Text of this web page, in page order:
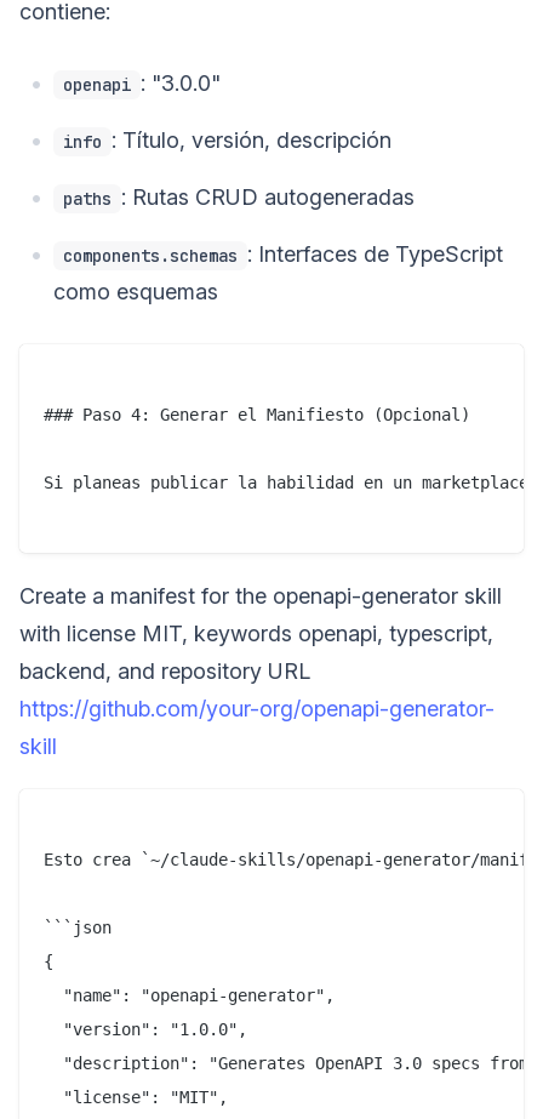
contiene:
openapi : "3.0.0"
info : Título, versión, descripción
paths : Rutas CRUD autogeneradas
components.schemas : Interfaces de TypeScript
como esquemas
### Paso 4: Generar el Manifiesto (Opcional)
Si planeas publicar la habilidad en un
Create a manifest for the openapi-generator skill
with license MIT, keywords openapi, typescript,
backend, and repository URL
https://github.com/your-org/openapi-generator-
skill
Esto crea `~/claude-skills/openapi-generator/
```json
{
  "name": "openapi-generator",
  "version": "1.0.0",
"description": "Generates OpenAPI 3.0 specs from
  "license": "MIT",